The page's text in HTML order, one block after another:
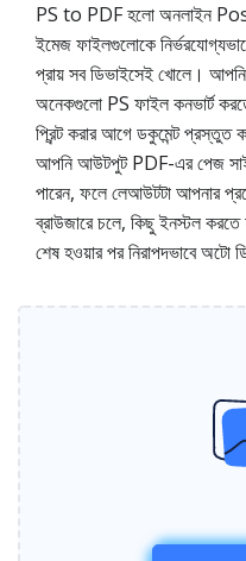
PS to PDF হলো অনলাইন
ইমেজ ফাইলগুলোকে
প্রায় সব ডিভাইসেই খোলে।
অনেকগুলো PS ফাইল কনভার্ট করতে
প্রিন্ট করার আগে ডকুমেন্ট প্রস্তুত
আপনি আউটপুট PDF-এর পেজ
পারেন, ফলে লেআউটটা আপনার
ব্রাউজারে চলে, কিছু ইনস্টল
শেষ হওয়ার পর নিরাপদভাবে অটো